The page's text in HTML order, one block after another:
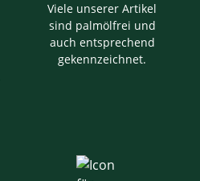
Viele unserer Artikel
sind palmölfrei und
auch entsprechend
gekennzeichnet.